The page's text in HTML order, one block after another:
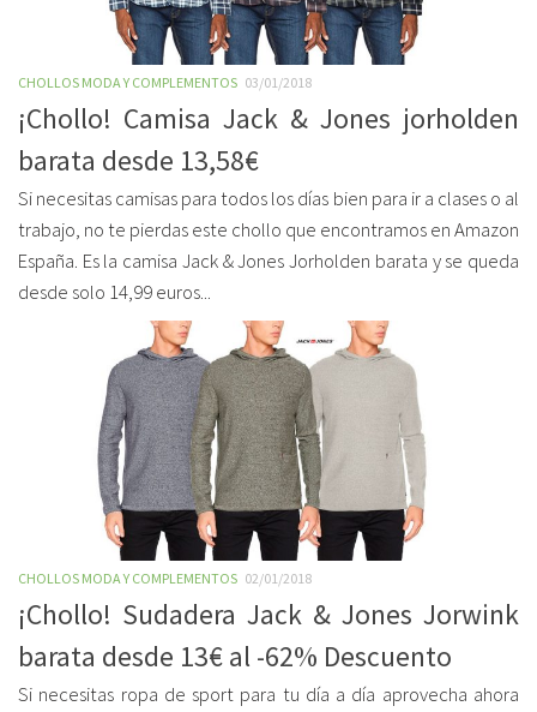
CHOLLOS MODA Y COMPLEMENTOS 03/01/2018
¡Chollo! Camisa Jack & Jones jorholden
barata desde 13,58€
Si necesitas camisas para todos los días bien para ir a clases o al
trabajo, no te pierdas este chollo que encontramos en Amazon
España. Es la camisa Jack & Jones Jorholden barata y se queda
desde solo 14,99 euros...
CHOLLOS MODA Y COMPLEMENTOS 02/01/2018
¡Chollo! Sudadera Jack & Jones Jorwink
barata desde 13€ al -62% Descuento
Si necesitas ropa de sport para tu día a día aprovecha ahora